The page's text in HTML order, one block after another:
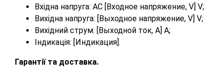
Вхідна напруга: AC [Входное напряжение, V] V;
Вихідна напруга: [Выходное напряжение, V] V;
Вихідний струм: [Выходной ток, A] A;
Індикація: [Индикация].
Гарантії та доставка.